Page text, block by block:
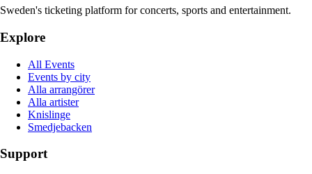
Sweden's ticketing platform for concerts, sports and entertainment.
Explore
All Events
Events by city
Alla arrangörer
Alla artister
Knislinge
Smedjebacken
Support